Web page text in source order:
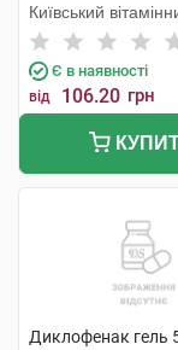
Київський
Є в наявності
від 106.20 грн
Диклофенак гель